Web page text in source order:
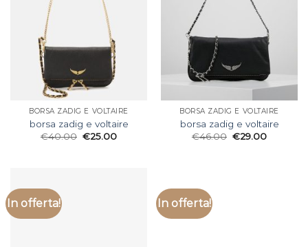
BORSA ZADIG E VOLTAIRE
borsa zadig e voltaire
€40.00 €25.00
BORSA ZADIG E VOLTAIRE
borsa zadig e voltaire
€46.00 €29.00
In offerta! In offerta!